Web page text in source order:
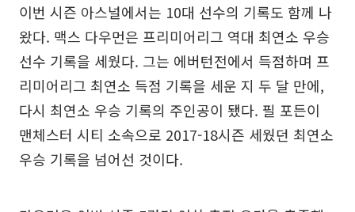
이번 시즌 아스널에서는 10대 선수의 기록도 함께 나
왔다. 맥스 다우먼은 프리미어리그 역대 최연소 우승
선수 기록을 세웠다. 그는 에버턴전에서 득점하며 프
리미어리그 최연소 득점 기록을 세운 지 두 달 만에,
다시 최연소 우승 기록의 주인공이 됐다. 필 포든이
맨체스터 시티 소속으로 2017-18시즌 세웠던 최연소
우승 기록을 넘어선 것이다.